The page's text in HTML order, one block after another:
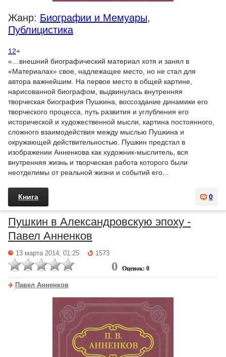
Жанр: Биографии и Мемуары,
Публицистика
12+
«…внешний биографический материал хотя и занял в
«Материалах» свое, надлежащее место, но не стал для
автора важнейшим. На первое место в общей картине,
нарисованной биографом, выдвинулась внутренняя
творческая биография Пушкина, воссоздание динамики его
творческого процесса, путь развития и углубления его
исторической и художественной мысли, картина постоянного,
сложного взаимодействия между мыслью Пушкина и
окружающей действительностью. Пушкин предстал в
изображении Анненкова как художник-мыслитель, вся
внутренняя жизнь и творческая работа которого были
неотделимы от реальной жизни и событий его...
0
Книга
Пушкин в Александровскую эпоху -
Павел Анненков
13 марта 2014, 01:25 1573
0 Оценок: 0
Павел Анненков